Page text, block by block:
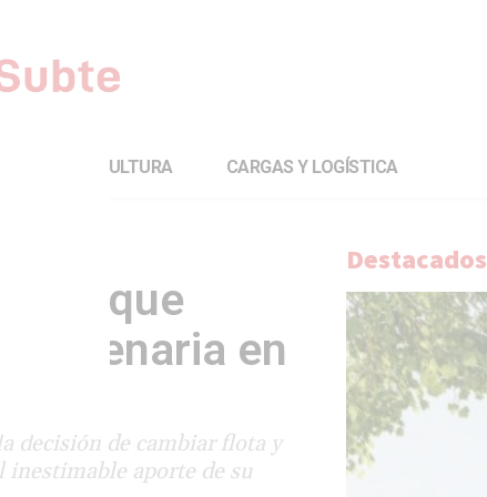
CULTURA CARGAS Y LOGÍSTICA
que
catenaria en
decisión de cambiar flota y
aporte de su
Destacados